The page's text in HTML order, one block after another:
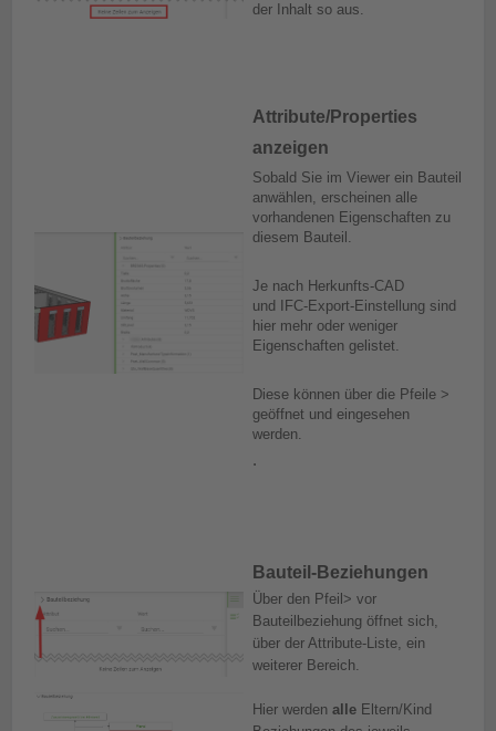
der Inhalt so aus.
Attribute/Properties
anzeigen
Sobald Sie im Viewer ein Bauteil
anwählen, erscheinen alle
vorhandenen Eigenschaften zu
diesem Bauteil.
Je nach Herkunfts-CAD
und IFC-Export-Einstellung sind
hier mehr oder weniger
Eigenschaften gelistet.
Diese können über die Pfeile >
geöffnet und eingesehen
werden.
.
Bauteil-Beziehungen
Über den Pfeil> vor
Bauteilbeziehung öffnet sich,
über der Attribute-Liste, ein
weiterer Bereich.
Hier werden alle Eltern/Kind